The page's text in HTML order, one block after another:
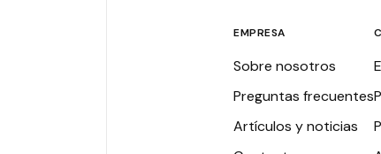
EMPRESA
Sobre nosotros
Preguntas frecuentes
Artículos y noticias